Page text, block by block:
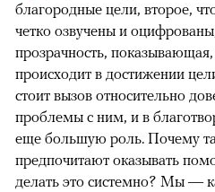
благородные цели, второе,
четко озвучены и
прозрачность,
происходит в достижении
стоит вызов относительно
проблемы с ним, и в
еще большую роль. Почему
предпочитают оказывать
делать это системно? Мы —